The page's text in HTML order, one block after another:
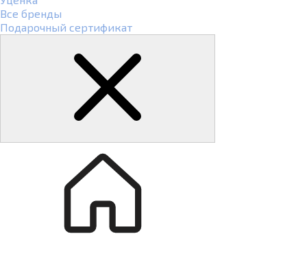
Все бренды
Подарочный сертификат